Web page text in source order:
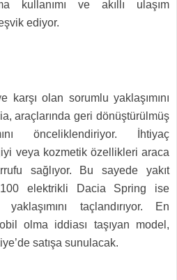
kullanımı ve akıllı ulaşım
ediyor.
karşı olan sorumlu yaklaşımını
araçlarında geri dönüştürülmüş
önceliklendiriyor. İhtiyaç
veya kozmetik özellikleri araca
sağlıyor. Bu sayede yakıt
elektrikli Dacia Spring ise
taçlandırıyor. En
olma iddiası taşıyan model,
satışa sunulacak.